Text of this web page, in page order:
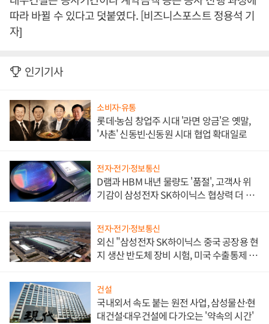
따라 바뀔 수 있다고 덧붙였다. [비즈니스포스트 정용석 기
자]
인기기사
소비자·유통
롯데·농심 창업주 시대 '라면 앙금'은 옛말,
'사촌' 신동빈·신동원 시대 협업 확대일로
전자·전기·정보통신
D램과 HBM 내년 물량도 '품절', 고객사 위
기감이 삼성전자 SK하이닉스 협상력 더 키
전자·전기·정보통신
외신 "삼성전자 SK하이닉스 중국 공장용 현
지 생산 반도체 장비 시험, 미국 수출통제 대
건설
국내외서 속도 붙는 원전 사업, 삼성물산·현
대건설·대우건설에 다가오는 '약속의 시간'